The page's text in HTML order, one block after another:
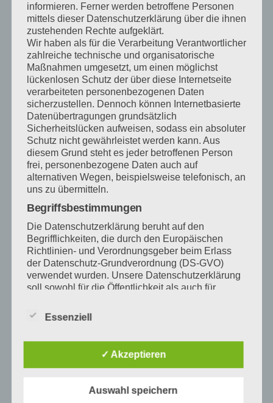
Freitag
Mittag
Kartoffeln
/ Quark
1
Vesper
Landbrot
süß oder
herzhaft/
Obst oder
Gemüse
2. WOCHE
3. WOCHE
4. WOCHE
5. WOCHE
der Küche mit Namen und Auflistung der
Unverträglichkeiten an- und abmelden.
Wir freuen uns auf eure Essenswünsche.
informieren. Ferner werden betroffene Personen
mittels dieser Datenschutzerklärung über die ihnen
zustehenden Rechte aufgeklärt.
Wir haben als für die Verarbeitung Verantwortlicher
zahlreiche technische und organisatorische
Maßnahmen umgesetzt, um einen möglichst
lückenlosen Schutz der über diese Internetseite
verarbeiteten personenbezogenen Daten
sicherzustellen. Dennoch können Internetbasierte
Datenübertragungen grundsätzlich
Sicherheitslücken aufweisen, sodass ein absoluter
Schutz nicht gewährleistet werden kann. Aus
diesem Grund steht es jeder betroffenen Person
frei, personenbezogene Daten auch auf
alternativen Wegen, beispielsweise telefonisch, an
uns zu übermitteln.
Begriffsbestimmungen
Die Datenschutzerklärung beruht auf den
Begrifflichkeiten, die durch den Europäischen
Richtlinien- und Verordnungsgeber beim Erlass
der Datenschutz-Grundverordnung (DS-GVO)
verwendet wurden. Unsere Datenschutzerklärung
soll sowohl für die Öffentlichkeit als auch für
lesbar und verständlich sein. Um dies zu
gewährleisten, möchten wir vorab die verwendeten
Wir verwenden in dieser Datenschutzerklärung
unter anderem die folgenden Begriffe:
Personenbezogene Daten sind alle
Essenziell
✓ Akzeptieren
Auswahl speichern